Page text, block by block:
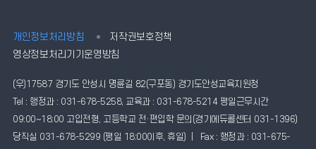
개인정보처리방침
저작권보호정책
영상정보처리기기운영방침
(우)17587 경기도 안성시 명륜길 82(구포동) 경기도안성교육지원청
Tel : 행정과 : 031-678-5258, 교육과 : 031-678-5214 평일근무시간
09:00~18:00 고입전형, 고등학교 전·편입학 문의(경기에듀콜센터 031-1396)
당직실 031-678-5299 (평일 18:00이후, 휴일) | Fax : 행정과 : 031-675-